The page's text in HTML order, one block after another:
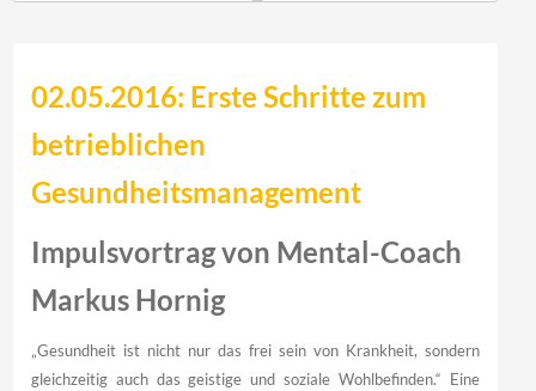
02.05.2016: Erste Schritte zum
betrieblichen
Gesundheitsmanagement
Impulsvortrag von Mental-Coach
Markus Hornig
„Gesundheit ist nicht nur das frei sein von Krankheit, sondern
gleichzeitig auch das geistige und soziale Wohlbefinden.“ Eine